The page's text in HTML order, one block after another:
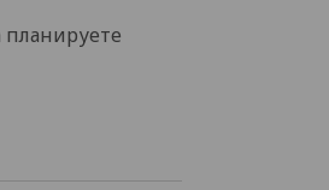
планируете